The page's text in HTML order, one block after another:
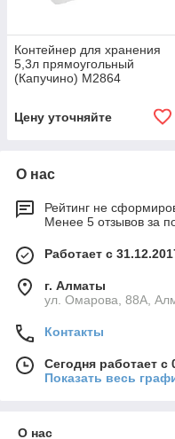
Контейнер для хранения
5,3л прямоугольный
(Капучино) М2864
Цену уточняйте
О нас
Рейтинг не
Менее 5 отзывов за
Работает с
г. Алматы
ул. Омарова, 88А,
Контакты
Сегодня работает с
Показать весь
О нас